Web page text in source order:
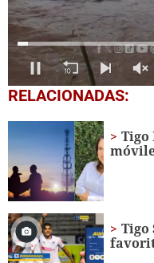
0
seconds
seconds
RELACIONADAS:
Tigo
Tigo